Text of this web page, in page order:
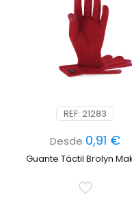
REF: 21283
Desde 0,91 €
Guante Táctil Brolyn